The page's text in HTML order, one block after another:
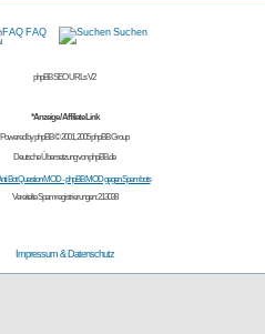
FAQ Suchen
phpBB SEO URLs V2
*Anzeige / Affiliate Link
Powered byphpBB© 2001, 2005 phpBB Group
Deutsche Übersetzung vonphpBB.de
Vereitelte Spamregistrierungen: 213038
Impressum & Datenschutz